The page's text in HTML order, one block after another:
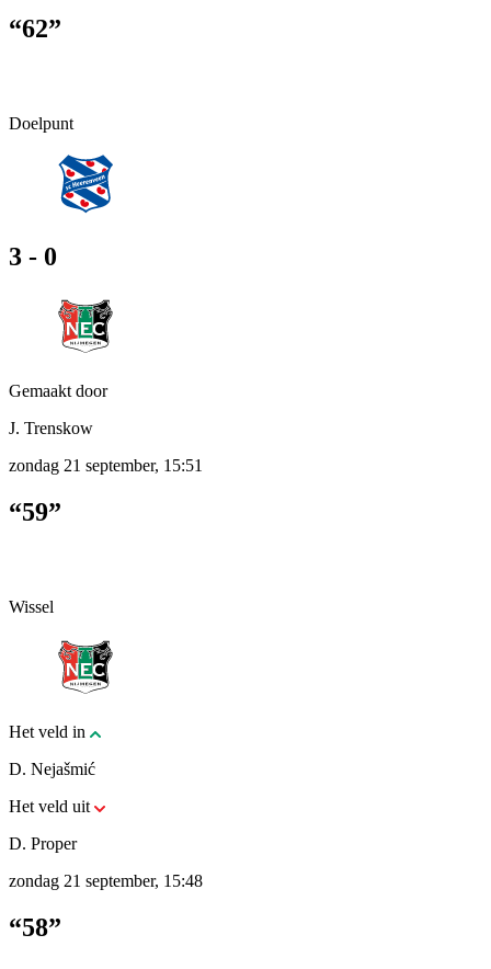
“62”
Doelpunt
3 - 0
Gemaakt door
J. Trenskow
zondag 21 september, 15:51
“59”
Wissel
Het veld in
D. Nejašmić
Het veld uit
D. Proper
zondag 21 september, 15:48
“58”